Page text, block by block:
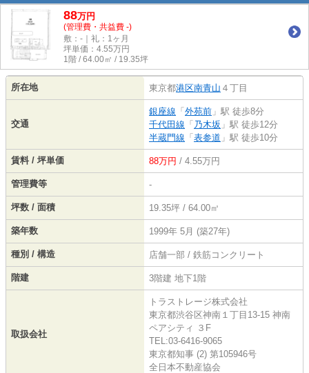
88万円
(管理費・共益費 -)
敷：-｜礼：1ヶ月
坪単価： 4.55万円
1階 / 64.00㎡ / 19.35坪
所在地 東京都港区南青山 ４丁目
交通
銀座線 「 外苑前 」駅 徒歩8分
千代田線 「 乃木坂 」駅 徒歩12分
半蔵門線 「 表参道 」駅 徒歩10分
賃料 / 坪単価 88万円 / 4.55万円
管理費等 -
坪数 / 面積 19.35坪 / 64.00㎡
築年数 1999年 5月 (築27年)
種別 / 構造 店舗一部 / 鉄筋コンクリート
階建 3階建 地下1階
取扱会社
トラストレージ株式会社
東京都渋谷区神南１丁目13-15 神南
ペアシティ ３F
TEL:03-6416-9065
東京都知事 (2) 第105946号
全日本不動産協会